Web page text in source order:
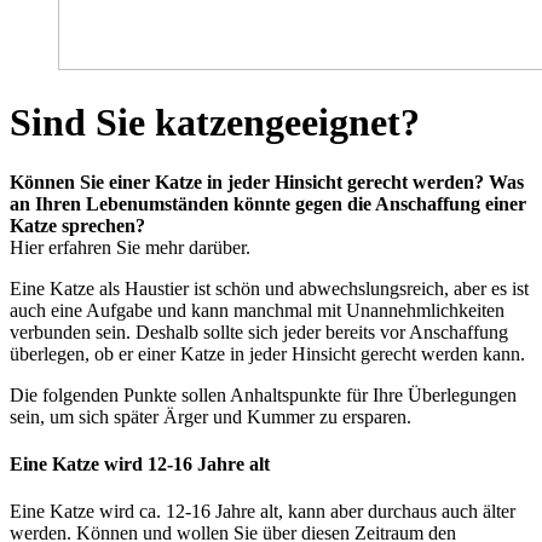
Sind Sie katzengeeignet?
Können Sie einer Katze in jeder Hinsicht gerecht werden? Was
an Ihren Lebenumständen könnte gegen die Anschaffung einer
Katze sprechen?
Hier erfahren Sie mehr darüber.
Eine Katze als Haustier ist schön und abwechslungsreich, aber es ist
auch eine Aufgabe und kann manchmal mit Unannehmlichkeiten
verbunden sein. Deshalb sollte sich jeder bereits vor Anschaffung
überlegen, ob er einer Katze in jeder Hinsicht gerecht werden kann.
Die folgenden Punkte sollen Anhaltspunkte für Ihre Überlegungen
sein, um sich später Ärger und Kummer zu ersparen.
Eine Katze wird 12-16 Jahre alt
Eine Katze wird ca. 12-16 Jahre alt, kann aber durchaus auch älter
werden. Können und wollen Sie über diesen Zeitraum den